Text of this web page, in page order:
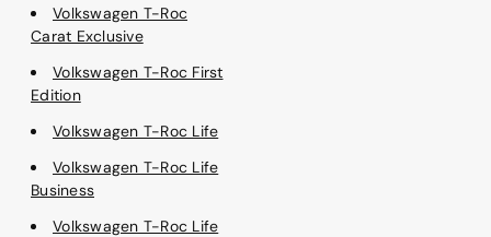
Volkswagen T-Roc
Carat Exclusive
Volkswagen T-Roc First
Edition
Volkswagen T-Roc Life
Volkswagen T-Roc Life
Business
Volkswagen T-Roc Life